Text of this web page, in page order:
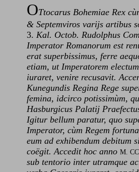
OTtocarus Bohemiae Rex
& Septemviros varijs artibus
3. Kal. Octob. Rudolphus
Imperator Romanorum est
erat superbissimus, ferre
etiam, ut Imperatorem
iuraret, venire recusavit.
Kunegundis Regina Rege
femina, idcirco potissimùm,
Hasburgicus Palatij
Igitur bellum paratur, quo
Imperator, cùm Regem
eum ad exhibendum debitum
coëgit. Accedit hoc anno M.
sub tentorio inter utramque